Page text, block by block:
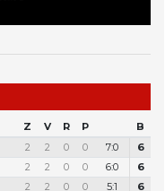
Z V R P
B
2 2 0 0 7:0
6
2 2 0 0 6:0
6
2 2 0 0 5:1
6